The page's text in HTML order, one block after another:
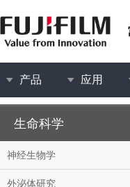
产品 应用
生命科学
神经生物学
外泌体研究